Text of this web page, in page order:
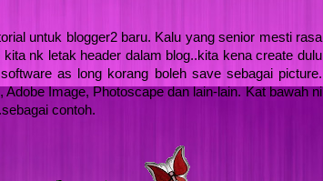
untuk blogger2 baru. Kalu yang senior mesti rasa
nk letak header dalam blog..kita kena create dulu
as long korang boleh save sebagai picture.
Image, Photoscape dan lain-lain. Kat bawah ni
contoh.